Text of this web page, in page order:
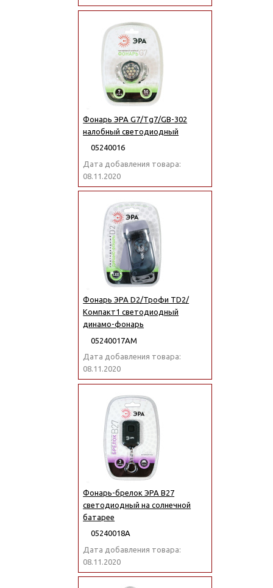
Фонарь ЭРА G7/Тg7/GB-302
налобный светодиодный
05240016
Дата добавления товара:
08.11.2020
Фонарь ЭРА D2/Трофи TD2/
Компакт1 светодиодный
динамо-фонарь
05240017АМ
Дата добавления товара:
08.11.2020
Фонарь-брелок ЭРА B27
светодиодный на солнечной
батарее
05240018А
Дата добавления товара:
08.11.2020